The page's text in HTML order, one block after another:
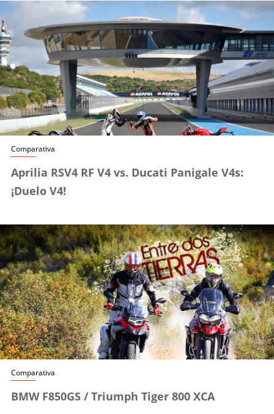
Comparativa
Aprilia RSV4 RF V4 vs. Ducati Panigale V4s:
¡Duelo V4!
Comparativa
BMW F850GS / Triumph Tiger 800 XCA